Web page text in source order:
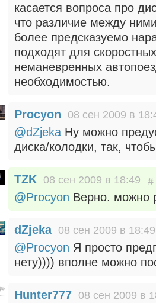
касается вопроса про
что различие между
более предсказуемо
подходят для
неманевренных
необходимостью.
Procyon 08 сен 2009 в
@dZjeka Ну можно
диска/колодки, так,
TZK 08 сен 2009 в 18:49
@Procyon Верно. можно
dZjeka 08 сен 2009 в 18:49
@Procyon Я просто
нету)))) вполне можно
Hunter777 08 сен 2009 в